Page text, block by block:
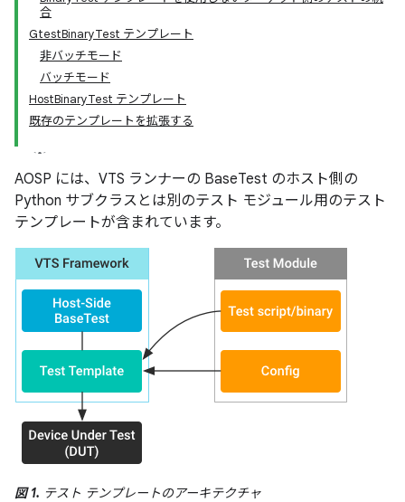
合
GtestBinaryTest テンプレート
非バッチモード
バッチモード
HostBinaryTest テンプレート
既存のテンプレートを拡張する
AOSP には、VTS ランナーの BaseTest のホスト側の
Python サブクラスとは別のテスト モジュール用のテスト
テンプレートが含まれています。
図 1. テスト テンプレートのアーキテクチャ